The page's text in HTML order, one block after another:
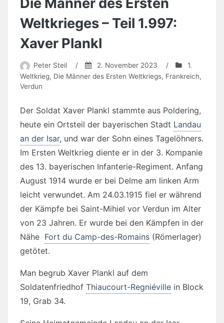
Weltkrieges – Teil 1.997:
Xaver Plankl
Peter Steil / 2. November 2023 /
1.
Weltkrieg, Die Männer des Ersten Weltkriegs, Frankreich,
Verdun
Der Soldat Xaver Plankl stammte aus Poldering,
heute ein Ortsteil der bayerischen Stadt Landau
an der Isar, und war der Sohn eines Tagelöhners.
Im Ersten Weltkrieg diente er in der 3. Kompanie
des 13. bayerischen Infanterie-Regiment. Anfang
August 1914 wurde er bei Delme am linken Arm
leicht verwundet. Am 24.03.1915 fiel er während
der Kämpfe bei Saint-Mihiel vor Verdun im Alter
von 23 Jahren. Er wurde bei den Kämpfen in der
Nähe Fort du Camp-des-Romains (Römerlager)
getötet.
Man begrub Xaver Plankl auf dem
Soldatenfriedhof Thiaucourt-Regniéville in Block
19, Grab 34.